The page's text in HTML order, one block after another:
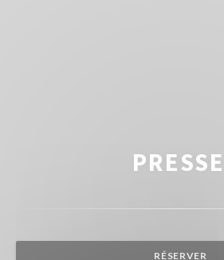
PRESSE
RÉSERVER